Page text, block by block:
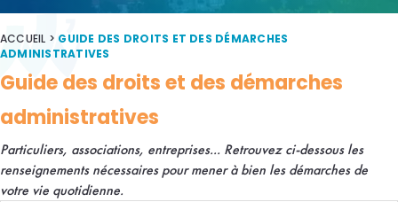
ACCUEIL > GUIDE DES DROITS ET DES DÉMARCHES
ADMINISTRATIVES
Guide des droits et des démarches
administratives
Particuliers, associations, entreprises... Retrouvez ci-dessous les
renseignements nécessaires pour mener à bien les démarches de
votre vie quotidienne.